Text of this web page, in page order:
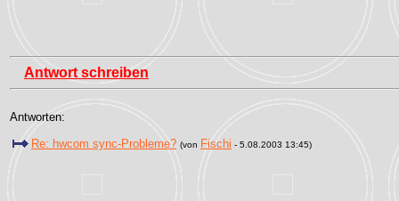
Antwort schreiben
Antworten:
Re: hwcom sync-Probleme? (von Fischi - 5.08.2003 13:45)